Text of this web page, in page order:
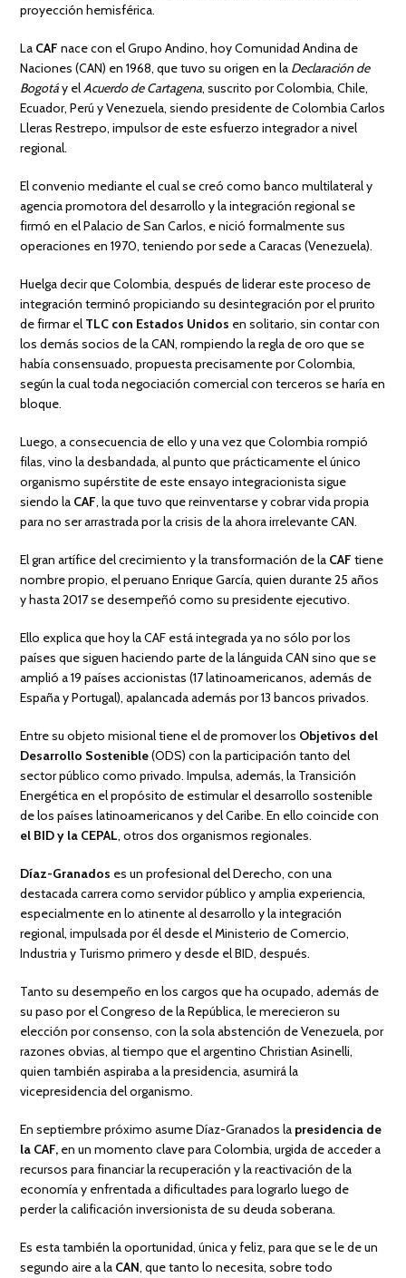
proyección hemisférica.
La CAF nace con el Grupo Andino, hoy Comunidad Andina de
Naciones (CAN) en 1968, que tuvo su origen en la Declaración de
Bogotáy el Acuerdo de Cartagena, suscrito por Colombia, Chile,
Ecuador, Perú y Venezuela, siendo presidente de Colombia Carlos
Lleras Restrepo, impulsor de este esfuerzo integrador a nivel
regional.
El convenio mediante el cual se creó como banco multilateral y
agencia promotora del desarrollo y la integración regional se
firmó en el Palacio de San Carlos, e nició formalmente sus
operaciones en 1970, teniendo por sede a Caracas (Venezuela).
Huelga decir que Colombia, después de liderar este proceso de
integración terminó propiciando su desintegración por el prurito
de firmar el TLC con Estados Unidos en solitario, sin contar con
los demás socios de la CAN, rompiendo la regla de oro que se
había consensuado, propuesta precisamente por Colombia,
según la cual toda negociación comercial con terceros se haría en
bloque.
Luego, a consecuencia de ello y una vez que Colombia rompió
filas, vino la desbandada, al punto que prácticamente el único
organismo supérstite de este ensayo integracionista sigue
siendo la CAF, la que tuvo que reinventarse y cobrar vida propia
para no ser arrastrada por la crisis de la ahora irrelevante CAN.
El gran artífice del crecimiento y la transformación de la CAF tiene
nombre propio, el peruano Enrique García, quien durante 25 años
y hasta 2017 se desempeñó como su presidente ejecutivo.
Ello explica que hoy la CAF está integrada ya no sólo por los
países que siguen haciendo parte de la lánguida CAN sino que se
amplió a 19 países accionistas (17 latinoamericanos, además de
España y Portugal), apalancada además por 13 bancos privados.
Entre su objeto misional tiene el de promover los Objetivos del
Desarrollo Sostenible(ODS) con la participación tanto del
sector público como privado. Impulsa, además, la Transición
Energética en el propósito de estimular el desarrollo sostenible
de los países latinoamericanos y del Caribe. En ello coincide con
el BID y la CEPAL, otros dos organismos regionales.
Díaz-Granados es un profesional del Derecho, con una
destacada carrera como servidor público y amplia experiencia,
especialmente en lo atinente al desarrollo y la integración
regional, impulsada por él desde el Ministerio de Comercio,
Industria y Turismo primero y desde el BID, después.
Tanto su desempeño en los cargos que ha ocupado, además de
su paso por el Congreso de la República, le merecieron su
elección por consenso, con la sola abstención de Venezuela, por
razones obvias, al tiempo que el argentino Christian Asinelli,
quien también aspiraba a la presidencia, asumirá la
vicepresidencia del organismo.
En septiembre próximo asume Díaz-Granados la presidencia de
la CAF, en un momento clave para Colombia, urgida de acceder a
recursos para financiar la recuperación y la reactivación de la
economía y enfrentada a dificultades para lograrlo luego de
perder la calificación inversionista de su deuda soberana.
Es esta también la oportunidad, única y feliz, para que se le de un
segundo aire a la CAN, que tanto lo necesita, sobre todo